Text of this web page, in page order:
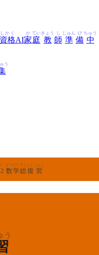
資格
しかく
AI家
か
庭
てい
教
きょう
師
し
準
じゅん
備
び
中
ちゅう
う
2 数学
すうがく
総
そう
復習
ふくしゅう
う